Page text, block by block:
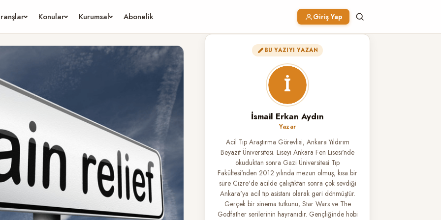
Konular Kurumsal Abonelik Giriş Yap
BU YAZIYI YAZAN
İsmail Erkan Aydın
Yazar
Acil Tıp Araştırma Görevlisi, Ankara Yıldırım
Beyazıt Üniversitesi. Liseyi Ankara Fen Lisesi'nde
okuduktan sonra Gazi Üniversitesi Tıp
Fakültesi'nden 2012 yılında mezun olmuş, kısa bir
süre Cizre'de acilde çalıştıktan sonra çok sevdiği
Ankara'ya acil tıp asistanı olarak geri dönmüştür.
Gerçek bir sinema tutkunu, Star Wars ve The
Godfather serilerinin hayranıdır. Gençliğinde hobi